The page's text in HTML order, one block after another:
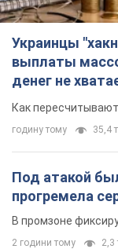
Украинцы
выплаты
денег не
Как
годину тому 35,4
Под атакой
прогремела
В промзоне
2 години тому 2,3